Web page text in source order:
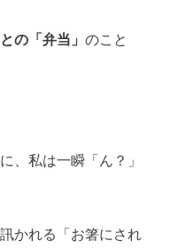
の「弁当」のこと
、私は一瞬「ん？」
かれる「お箸にされ